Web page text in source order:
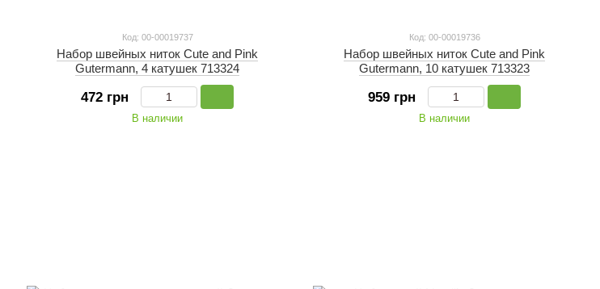
Код: 00-00019737
Набор швейных ниток Cute and Pink
Gutermann, 4 катушек 713324
472 грн
В наличии
Код: 00-00019736
Набор швейных ниток Cute and Pink
Gutermann, 10 катушек 713323
959 грн
В наличии